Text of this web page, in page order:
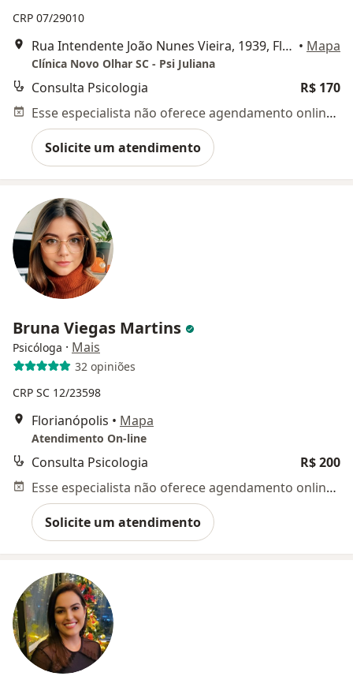
CRP 07/29010
Rua Intendente João Nunes Vieira, 1939, Florianópolis • Mapa
Clínica Novo Olhar SC - Psi Juliana
Consulta Psicologia
R$ 170
Esse especialista não oferece agendamento online para esse endereço.
Solicite um atendimento
Bruna Viegas Martins
Psicóloga · Mais
32 opiniões
CRP SC 12/23598
Florianópolis • Mapa
Atendimento On-line
Consulta Psicologia
R$ 200
Esse especialista não oferece agendamento online para esse endereço.
Solicite um atendimento